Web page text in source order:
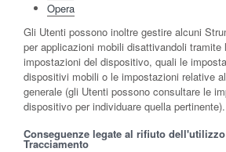
Opera
Gli Utenti possono inoltre gestire alcuni
per applicazioni mobili disattivandoli tramite
impostazioni del dispositivo, quali le
dispositivi mobili o le impostazioni relative
generale (gli Utenti possono consultare le
dispositivo per individuare quella pertinente).
Conseguenze legate al rifiuto
Tracciamento